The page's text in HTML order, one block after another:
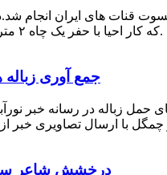
که کار احیا با حفر یک چاه ۲ متری و یک راهرو افقی ۲ متری صورت گرفت.
جمع آوری
حمل زباله در رسانه خبر
درخشش شاعر